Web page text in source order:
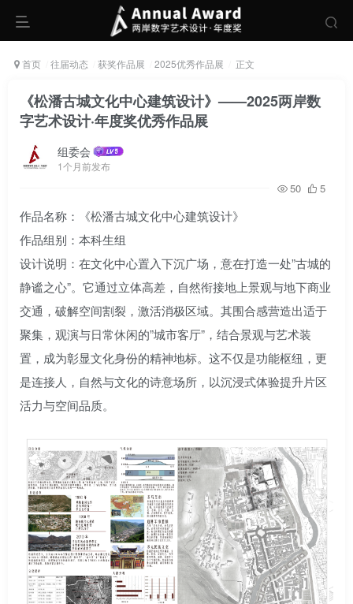
首页 往届动态 获奖作品展 2025优秀作品展 正文
《松潘古城文化中心建筑设计》——2025两岸数
字艺术设计·年度奖优秀作品展
组委会
1个月前发布
50 5
作品名称：《松潘古城文化中心建筑设计》
作品组别：本科生组
设计说明：在文化中心置入下沉广场，意在打造一处”古城的
静谧之心”。它通过立体高差，自然衔接地上景观与地下商业
交通，破解空间割裂，激活消极区域。其围合感营造出适于
聚集，观演与日常休闲的”城市客厅”，结合景观与艺术装
置，成为彰显文化身份的精神地标。这不仅是功能枢纽，更
是连接人，自然与文化的诗意场所，以沉浸式体验提升片区
活力与空间品质。